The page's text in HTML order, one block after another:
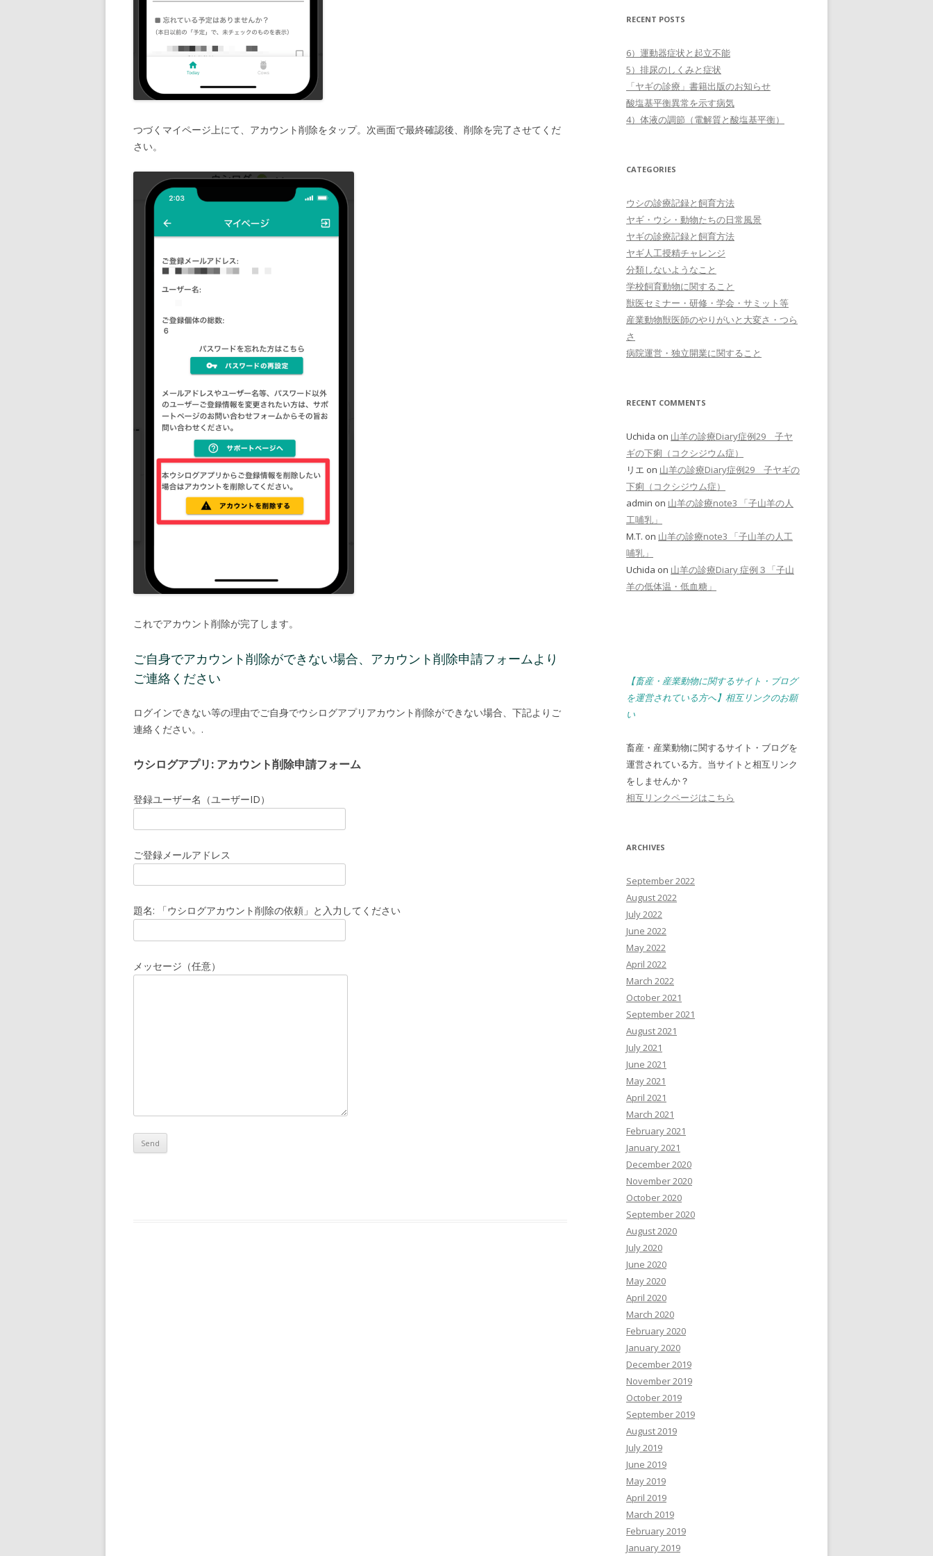
つづくマイページ上にて、アカウント削除をタップ。次画面で最終確認後、削除を完了させてくだ
さい。
これでアカウント削除が完了します。
ご自身でアカウント削除ができない場合、アカウント削除申請フォームより
ご連絡ください
ログインできない等の理由でご自身でウシログアプリアカウント削除ができない場合、下記よりご
連絡ください。.
ウシログアプリ: アカウント削除申請フォーム
登録ユーザー名（ユーザーID）
ご登録メールアドレス
題名: 「ウシログアカウント削除の依頼」と入力してください
メッセージ（任意）
RECENT POSTS
6）運動器症状と起立不能
5）排尿のしくみと症状
「ヤギの診療」書籍出版のお知らせ
酸塩基平衡異常を示す病気
4）体液の調節（電解質と酸塩基平衡）
CATEGORIES
ウシの診療記録と飼育方法
ヤギ・ウシ・動物たちの日常風景
ヤギの診療記録と飼育方法
ヤギ人工授精チャレンジ
分類しないようなこと
学校飼育動物に関すること
獣医セミナー・研修・学会・サミット等
産業動物獣医師のやりがいと大変さ・つら
さ
病院運営・独立開業に関すること
RECENT COMMENTS
Uchida on 山羊の診療Diary症例29 子ヤ
ギの下痢（コクシジウム症）
リエ on 山羊の診療Diary症例29 子ヤギの
下痢（コクシジウム症）
admin on 山羊の診療note3 「子山羊の人
工哺乳」
M.T. on 山羊の診療note3 「子山羊の人工
哺乳」
Uchida on 山羊の診療Diary 症例３「子山
羊の低体温・低血糖」
【畜産・産業動物に関するサイト・ブログ
を運営されている方へ】相互リンクのお願
い
畜産・産業動物に関するサイト・ブログを
運営されている方。当サイトと相互リンク
をしませんか？
相互リンクページはこちら
ARCHIVES
September 2022
August 2022
July 2022
June 2022
May 2022
April 2022
March 2022
October 2021
September 2021
August 2021
July 2021
June 2021
May 2021
April 2021
March 2021
February 2021
January 2021
December 2020
November 2020
October 2020
September 2020
August 2020
July 2020
June 2020
May 2020
April 2020
March 2020
February 2020
January 2020
December 2019
November 2019
October 2019
September 2019
August 2019
July 2019
June 2019
May 2019
April 2019
March 2019
February 2019
January 2019